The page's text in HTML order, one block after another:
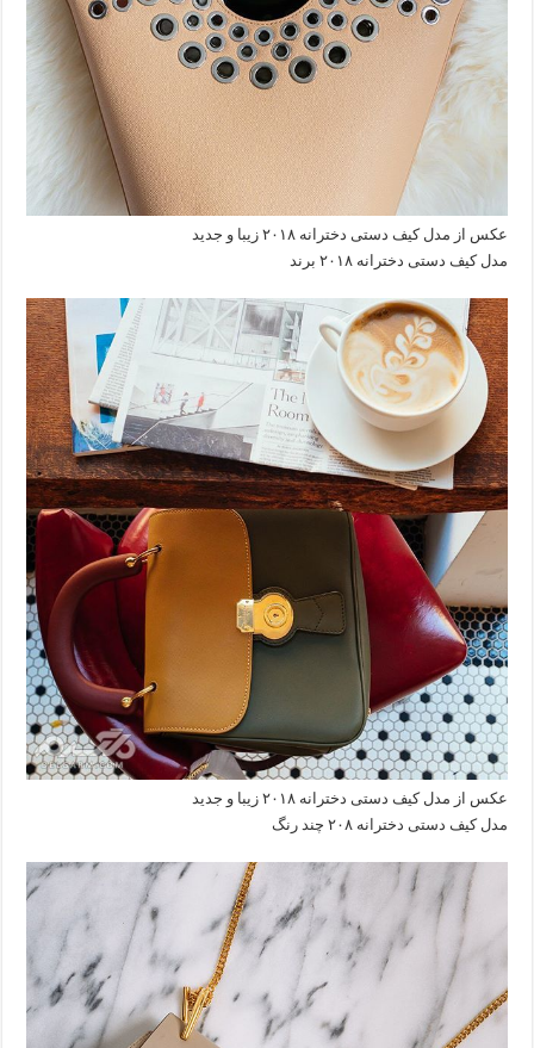
عکس از مدل کیف دستی دخترانه ۲۰۱۸ زیبا و جدید
مدل کیف دستی دخترانه ۲۰۱۸ برند
عکس از مدل کیف دستی دخترانه ۲۰۱۸ زیبا و جدید
مدل کیف دستی دخترانه ۲۰۸ چند رنگ